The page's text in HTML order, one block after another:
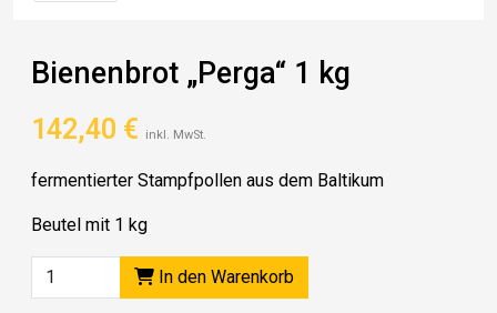
Bienenbrot „Perga“ 1 kg
142,40 € inkl. MwSt.
fermentierter Stampfpollen aus dem Baltikum
Beutel mit 1 kg
In den Warenkorb